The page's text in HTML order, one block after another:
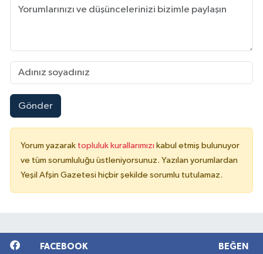
Gönder
Yorum yazarak topluluk kurallarımızı kabul etmiş bulunuyor
ve tüm sorumluluğu üstleniyorsunuz. Yazılan yorumlardan
Yeşil Afşin Gazetesi hiçbir şekilde sorumlu tutulamaz.
FACEBOOK BEĞEN